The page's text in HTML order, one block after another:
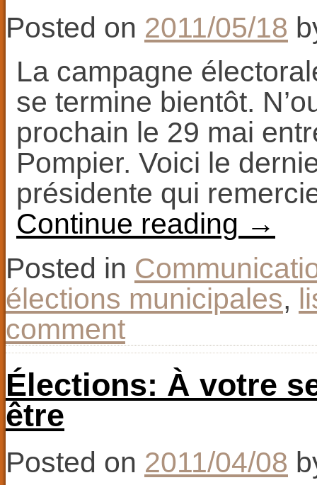
Posted on 2011/05/18
La campagne
se termine bientôt.
prochain le 29 mai
Pompier. Voici le
présidente qui
Continue reading →
Posted in
élections municipales,
comment
Élections: À votre
être
Posted on 2011/04/08